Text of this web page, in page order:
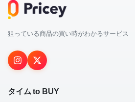
狙っている商品の買い時がわかるサービス
タイム to BUY